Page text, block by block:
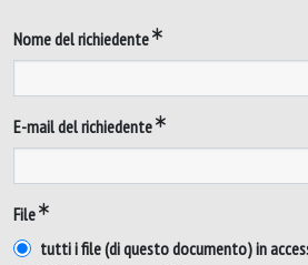
Nome del richiedente
E-mail del richiedente
File
tutti i file (di questo documento) in